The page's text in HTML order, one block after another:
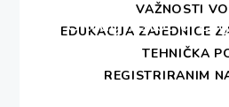
VAŽNOSTI
EDUKACIJA ZAJEDNICE
TEHNIČKA
REGISTRIRANIM
Next
Okrugli stol u